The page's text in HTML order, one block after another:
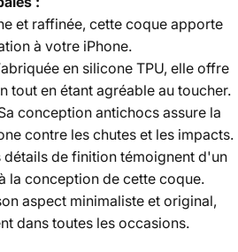
et raffinée, cette coque apporte
à votre iPhone.
en silicone TPU, elle offre
tout en étant agréable au toucher.
conception antichocs assure la
contre les chutes et les impacts.
détails de finition témoignent d'un
la conception de cette coque.
aspect minimaliste et original,
dans toutes les occasions.